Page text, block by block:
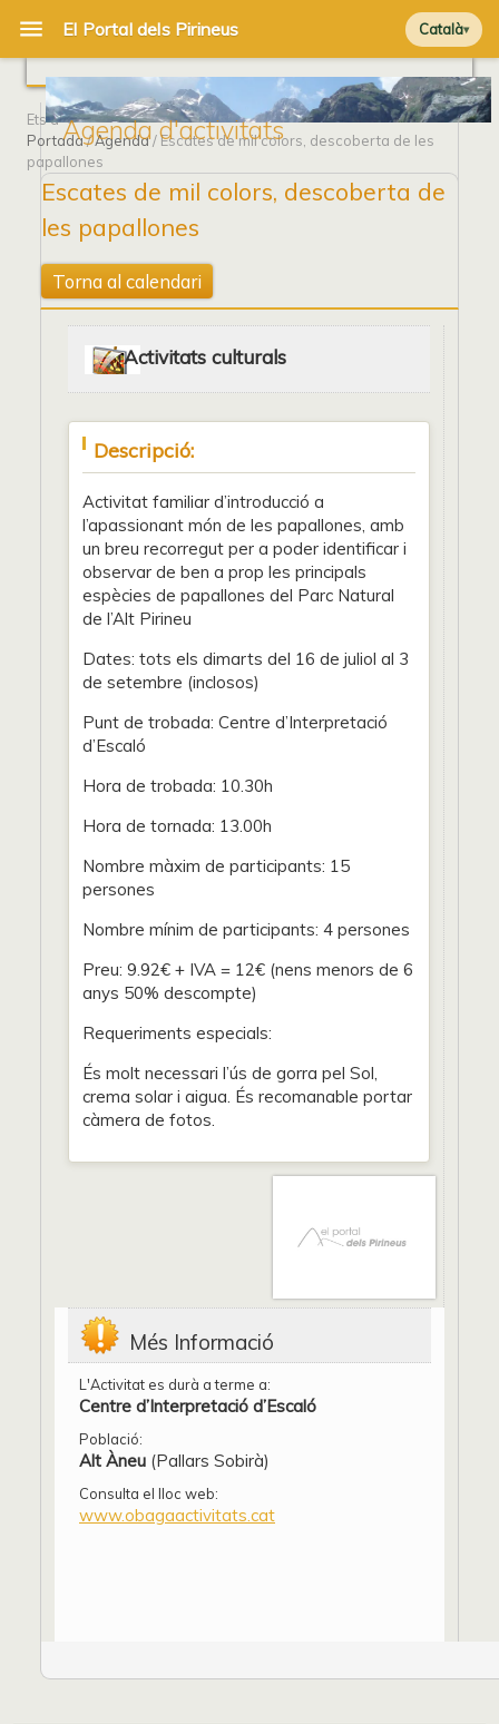
Català
Agenda d'activitats
Ets a
Portada/Agenda/ Escates de mil colors, descoberta de les
papallones
Escates de mil colors, descoberta de
les papallones
Torna al calendari
Activitats culturals
Descripció:
Activitat familiar d’introducció a
l’apassionant món de les papallones, amb
un breu recorregut per a poder identificar i
observar de ben a prop les principals
espècies de papallones del Parc Natural
de l’Alt Pirineu
Dates: tots els dimarts del 16 de juliol al 3
de setembre (inclosos)
Punt de trobada: Centre d’Interpretació
d’Escaló
Hora de trobada: 10.30h
Hora de tornada: 13.00h
Nombre màxim de participants: 15
persones
Nombre mínim de participants: 4 persones
Preu: 9.92€ + IVA = 12€ (nens menors de 6
anys 50% descompte)
Requeriments especials:
És molt necessari l’ús de gorra pel Sol,
crema solar i aigua. És recomanable portar
càmera de fotos.
Més Informació
L'Activitat es durà a terme a:
Centre d’Interpretació d’Escaló
Població:
Alt Àneu (Pallars Sobirà)
Consulta el lloc web:
www.obagaactivitats.cat